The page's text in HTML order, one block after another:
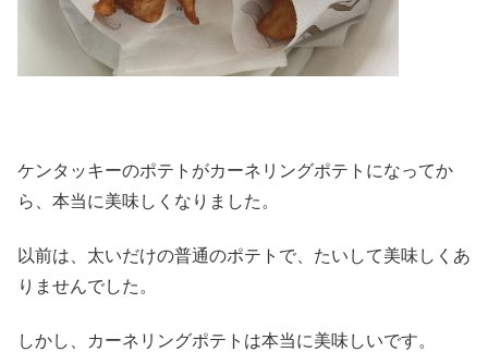
ケンタッキーのポテトがカーネリングポテトになってか
ら、本当に美味しくなりました。
以前は、太いだけの普通のポテトで、たいして美味しくあ
りませんでした。
しかし、カーネリングポテトは本当に美味しいです。